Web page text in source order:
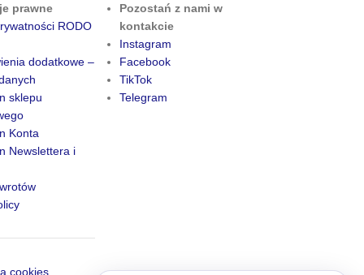
prawne
RODO
dodatkowe –
sklepu
Konta
Newslettera i
cookies
Pozostań z nami w
kontakcie
Instagram
Facebook
TikTok
Telegram